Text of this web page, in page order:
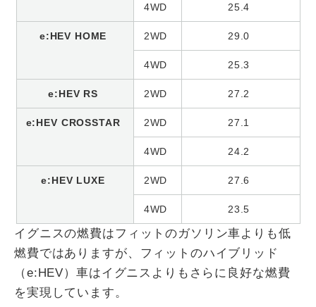
4WD 25.4
e:HEV HOME 2WD 29.0
4WD 25.3
e:HEV RS 2WD 27.2
e:HEV CROSSTAR 2WD 27.1
4WD 24.2
e:HEV LUXE 2WD 27.6
4WD 23.5
イグニスの燃費はフィットのガソリン車よりも低
燃費ではありますが、フィットのハイブリッド
（e:HEV）車はイグニスよりもさらに良好な燃費
を実現しています。